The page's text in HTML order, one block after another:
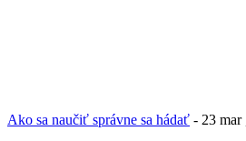
Ako sa naučiť správne sa hádať - 23 mar